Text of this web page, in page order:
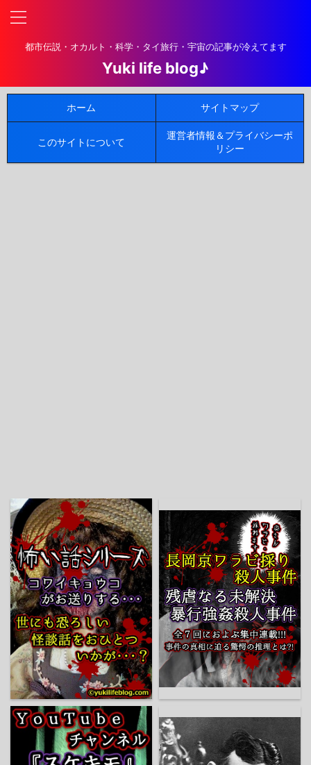
都市伝説・オカルト・科学・タイ旅行・宇宙の記事が冷えてます
Yuki life blog♪
ホーム サイトマップ
このサイトについて
運営者情報＆プライバシーポ
リシー